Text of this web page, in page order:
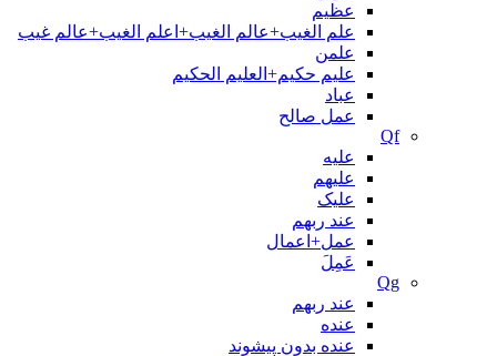
عظیم
علم الغیب+عالم الغیب+اعلم الغیب+عالم غیب
علمن
علیم حکیم+العلیم الحکیم
عباد
عمل صالح
Qf
علیه
علیهم
علیک
عند ربهم
عمل+اعمال
عَمِلَ
Qg
عند ربهم
عنده
عنده بدون پیشوند